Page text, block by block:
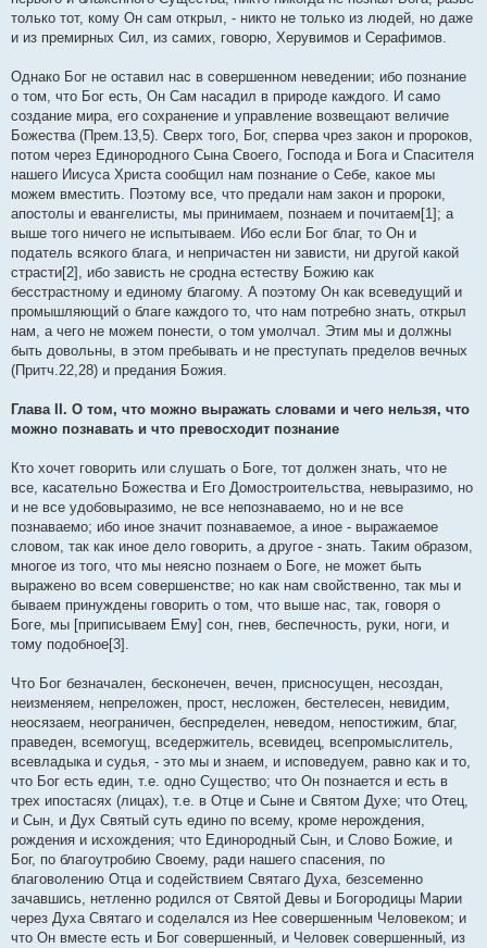
только тот, кому Он сам открыл, - никто не только из людей, но даже
и из премирных Сил, из самих, говорю, Херувимов и Серафимов.
Однако Бог не оставил нас в совершенном неведении; ибо познание
о том, что Бог есть, Он Сам насадил в природе каждого. И само
создание мира, его сохранение и управление возвещают величие
Божества (Прем.13,5). Сверх того, Бог, сперва чрез закон и пророков,
потом через Единородного Сына Своего, Господа и Бога и Спасителя
нашего Иисуса Христа сообщил нам познание о Себе, какое мы
можем вместить. Поэтому все, что предали нам закон и пророки,
апостолы и евангелисты, мы принимаем, познаем и почитаем[1]; а
выше того ничего не испытываем. Ибо если Бог благ, то Он и
податель всякого блага, и непричастен ни зависти, ни другой какой
страсти[2], ибо зависть не сродна естеству Божию как
бесстрастному и единому благому. А поэтому Он как всеведущий и
промышляющий о благе каждого то, что нам потребно знать, открыл
нам, а чего не можем понести, о том умолчал. Этим мы и должны
быть довольны, в этом пребывать и не преступать пределов вечных
(Притч.22,28) и предания Божия.
Глава II. О том, что можно выражать словами и чего нельзя, что
можно познавать и что превосходит познание
Кто хочет говорить или слушать о Боге, тот должен знать, что не
все, касательно Божества и Его Домостроительства, невыразимо, но
и не все удобовыразимо, не все непознаваемо, но и не все
познаваемо; ибо иное значит познаваемое, а иное - выражаемое
словом, так как иное дело говорить, а другое - знать. Таким образом,
многое из того, что мы неясно познаем о Боге, не может быть
выражено во всем совершенстве; но как нам свойственно, так мы и
бываем принуждены говорить о том, что выше нас, так, говоря о
Боге, мы [приписываем Ему] сон, гнев, беспечность, руки, ноги, и
тому подобное[3].
Что Бог безначален, бесконечен, вечен, присносущен, несоздан,
неизменяем, непреложен, прост, несложен, бестелесен, невидим,
неосязаем, неограничен, беспределен, неведом, непостижим, благ,
праведен, всемогущ, вседержитель, всевидец, всепромыслитель,
всевладыка и судья, - это мы и знаем, и исповедуем, равно как и то,
что Бог есть един, т.е. одно Существо; что Он познается и есть в
трех ипостасях (лицах), т.е. в Отце и Сыне и Святом Духе; что Отец,
и Сын, и Дух Святый суть едино по всему, кроме нерождения,
рождения и исхождения; что Единородный Сын, и Слово Божие, и
Бог, по благоутробию Своему, ради нашего спасения, по
благоволению Отца и содействием Святаго Духа, безсеменно
зачавшись, нетленно родился от Святой Девы и Богородицы Марии
через Духа Святаго и соделался из Нее совершенным Человеком; и
что Он вместе есть и Бог совершенный, и Человек совершенный, из